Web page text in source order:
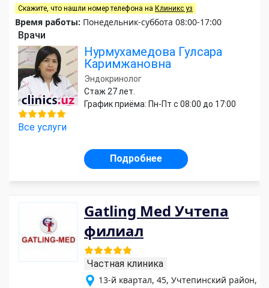
Скажите, что нашли номер телефона на Клиникс уз
Время работы: Понедельник-суббота 08:00-17:00
Врачи
Нурмухамедова Гулсара
Каримжановна
Эндокринолог
Стаж 27 лет.
График приёма: Пн-Пт с 08:00 до 17:00
Все услуги
Подробнее
Gatling Med Учтепа
филиал
Частная клиника
13-й квартал, 45, Учтепинский район,